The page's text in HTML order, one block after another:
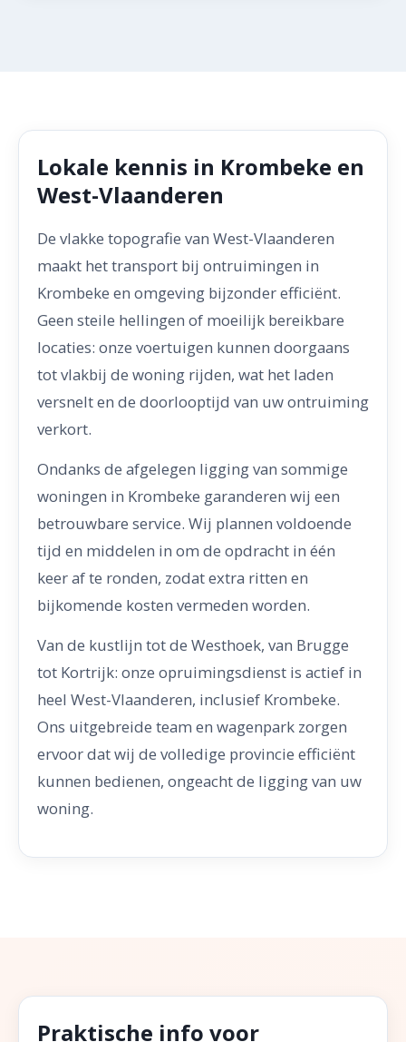
Lokale kennis in Krombeke en
West-Vlaanderen
De vlakke topografie van West-Vlaanderen
maakt het transport bij ontruimingen in
Krombeke en omgeving bijzonder efficiënt.
Geen steile hellingen of moeilijk bereikbare
locaties: onze voertuigen kunnen doorgaans
tot vlakbij de woning rijden, wat het laden
versnelt en de doorlooptijd van uw ontruiming
verkort.
Ondanks de afgelegen ligging van sommige
woningen in Krombeke garanderen wij een
betrouwbare service. Wij plannen voldoende
tijd en middelen in om de opdracht in één
keer af te ronden, zodat extra ritten en
bijkomende kosten vermeden worden.
Van de kustlijn tot de Westhoek, van Brugge
tot Kortrijk: onze opruimingsdienst is actief in
heel West-Vlaanderen, inclusief Krombeke.
Ons uitgebreide team en wagenpark zorgen
ervoor dat wij de volledige provincie efficiënt
kunnen bedienen, ongeacht de ligging van uw
woning.
Praktische info voor